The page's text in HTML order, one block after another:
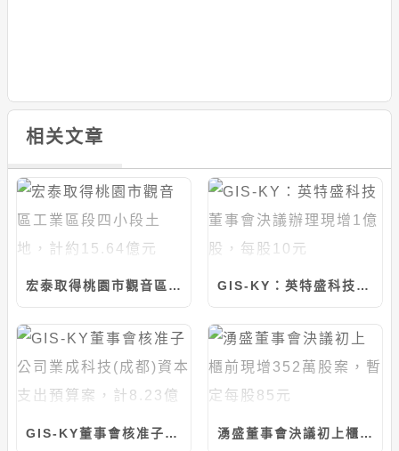
相关文章
宏泰取得桃園市觀音區工業區段四小段土地，計約15.64億元 GIS-KY：英特盛科技董事會決議辦理現增1億股，每股10元
GIS-KY董事會核准子公司業成科技(成都)資本支出預算案，計8.23億元 湧盛董事會決議初上櫃前現增352萬股案，暫定每股85元